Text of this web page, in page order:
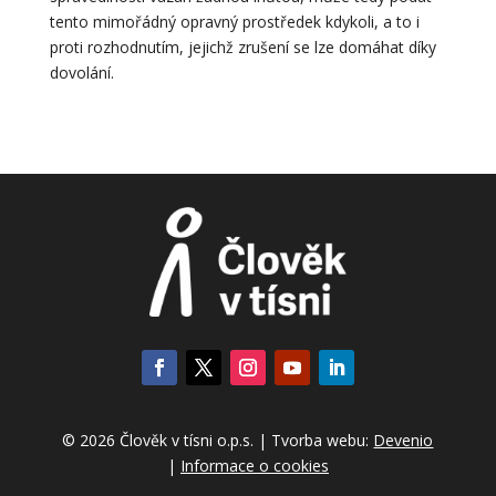
tento mimořádný opravný prostředek kdykoli, a to i
proti rozhodnutím, jejichž zrušení se lze domáhat díky
dovolání.
© 2026 Člověk v tísni o.p.s. | Tvorba webu: Devenio
| Informace o cookies